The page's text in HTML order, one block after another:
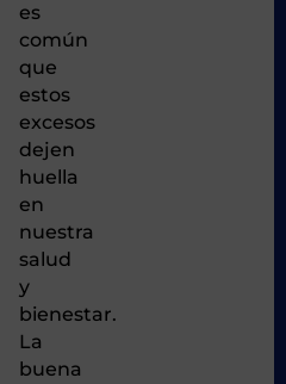
es
común
que
estos
excesos
dejen
huella
en
nuestra
salud
y
bienestar.
La
buena